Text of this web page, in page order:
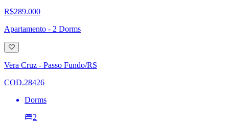
R$289.000
Apartamento - 2 Dorms
Adicionar
à
lista
de
Vera Cruz - Passo Fundo/RS
COD.28426
Dorms
2